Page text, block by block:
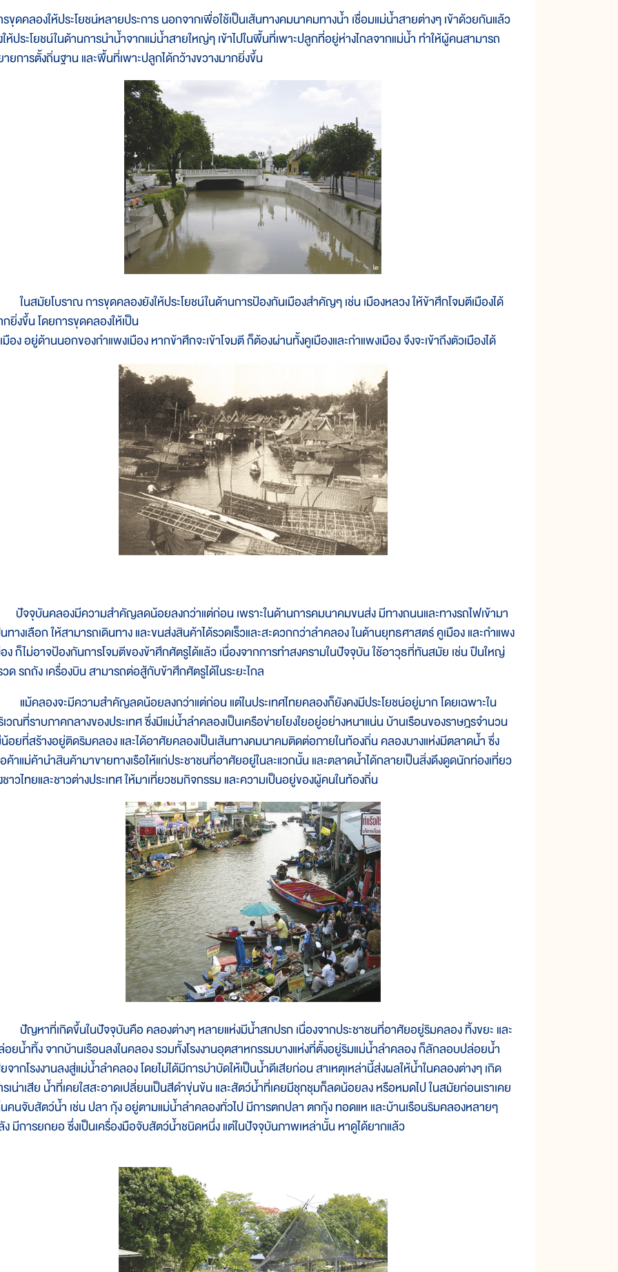
ขุดคลองให้ประโยชน์หลายประการ นอกจากเพื่อใช้เป็นเส้นทางคมนาคมทางน้ำ เชื่อมแม่น้ำสายต่างๆ เข้าด้วยกันแล้ว
ห้ประโยชน์ในด้านการนำน้ำจากแม่น้ำสายใหญ่ๆ เข้าไปในพื้นที่เพาะปลูกที่อยู่ห่างไกลจากแม่น้ำ ทำให้ผู้คนสามารถ
ยการตั้งถิ่นฐาน และพื้นที่เพาะปลูกได้กว้างขวางมากยิ่งขึ้น
ในสมัยโบราณ การขุดคลองยังให้ประโยชน์ในด้านการป้องกันเมืองสำคัญๆ เช่น เมืองหลวง ให้ข้าศึกโจมตีเมืองได้
ยิ่งขึ้น โดยการขุดคลองให้เป็น
มือง อยู่ด้านนอกของกำแพงเมือง หากข้าศึกจะเข้าโจมตี ก็ต้องผ่านทั้งคูเมืองและกำแพงเมือง จึงจะเข้าถึงตัวเมืองได้
ปัจจุบันคลองมีความสำคัญลดน้อยลงกว่าแต่ก่อน เพราะในด้านการคมนาคมขนส่ง มีทางถนนและทางรถไฟเข้ามา
ทางเลือก ให้สามารถเดินทาง และขนส่งสินค้าได้รวดเร็วและสะดวกกว่าลำคลอง ในด้านยุทธศาสตร์ คูเมือง และกำแพง
อง ก็ไม่อาจป้องกันการโจมตีของข้าศึกศัตรูได้แล้ว เนื่องจากการทำสงครามในปัจจุบัน ใช้อาวุธที่ทันสมัย เช่น ปืนใหญ่
วด รถถัง เครื่องบิน สามารถต่อสู้กับข้าศึกศัตรูได้ในระยะไกล
แม้คลองจะมีความสำคัญลดน้อยลงกว่าแต่ก่อน แต่ในประเทศไทยคลองก็ยังคงมีประโยชน์อยู่มาก โดยเฉพาะใน
เวณที่ราบภาคกลางของประเทศ ซึ่งมีแม่น้ำลำคลองเป็นเครือข่ายโยงใยอยู่อย่างหนาแน่น บ้านเรือนของราษฎรจำนวน
อยที่สร้างอยู่ติดริมคลอง และได้อาศัยคลองเป็นเส้นทางคมนาคมติดต่อภายในท้องถิ่น คลองบางแห่งมีตลาดน้ำ ซึ่ง
าแม่ค้านำสินค้ามาขายทางเรือให้แก่ประชาชนที่อาศัยอยู่ในละแวกนั้น และตลาดน้ำได้กลายเป็นสิ่งดึงดูดนักท่องเที่ยว
ชาวไทยและชาวต่างประเทศ ให้มาเที่ยวชมกิจกรรม และความเป็นอยู่ของผู้คนในท้องถิ่น
ปัญหาที่เกิดขึ้นในปัจจุบันคือ คลองต่างๆ หลายแห่งมีน้ำสกปรก เนื่องจากประชาชนที่อาศัยอยู่ริมคลอง ทิ้งขยะ และ
อยน้ำทิ้ง จากบ้านเรือนลงในคลอง รวมทั้งโรงงานอุตสาหกรรมบางแห่งที่ตั้งอยู่ริมแม่น้ำลำคลอง ก็ลักลอบปล่อยน้ำ
จากโรงงานลงสู่แม่น้ำลำคลอง โดยไม่ได้มีการบำบัดให้เป็นน้ำดีเสียก่อน สาเหตุเหล่านี้ส่งผลให้น้ำในคลองต่างๆ เกิด
เน่าเสีย น้ำที่เคยใสสะอาดเปลี่ยนเป็นสีดำขุ่นข้น และสัตว์น้ำที่เคยมีชุกชุมก็ลดน้อยลง หรือหมดไป ในสมัยก่อนเราเคย
นคนจับสัตว์น้ำ เช่น ปลา กุ้ง อยู่ตามแม่น้ำลำคลองทั่วไป มีการตกปลา ตกกุ้ง ทอดแห และบ้านเรือนริมคลองหลายๆ
ง มีการยกยอ ซึ่งเป็นเครื่องมือจับสัตว์น้ำชนิดหนึ่ง แต่ในปัจจุบันภาพเหล่านั้น หาดูได้ยากแล้ว